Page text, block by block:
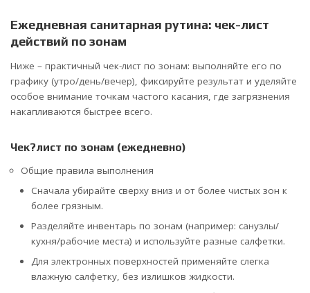
Ежедневная санитарная рутина: чек-лист
действий по зонам
Ниже – практичный чек-лист по зонам: выполняйте его по
графику (утро/день/вечер), фиксируйте результат и уделяйте
особое внимание точкам частого касания, где загрязнения
накапливаются быстрее всего.
Чек?лист по зонам (ежедневно)
Общие правила выполнения
Сначала убирайте сверху вниз и от более чистых зон к
более грязным.
Разделяйте инвентарь по зонам (например: санузлы/
кухня/рабочие места) и используйте разные салфетки.
Для электронных поверхностей применяйте слегка
влажную салфетку, без излишков жидкости.